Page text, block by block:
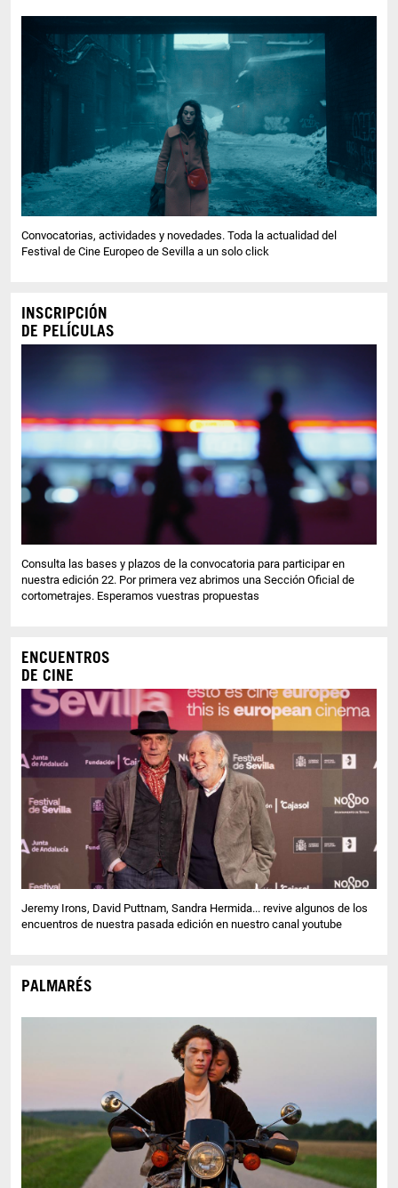
Convocatorias, actividades y novedades. Toda la actualidad del
Festival de Cine Europeo de Sevilla a un solo click
INSCRIPCIÓN
DE PELÍCULAS
Consulta las bases y plazos de la convocatoria para participar en
nuestra edición 22. Por primera vez abrimos una Sección Oficial de
cortometrajes. Esperamos vuestras propuestas
ENCUENTROS
DE CINE
Jeremy Irons, David Puttnam, Sandra Hermida... revive algunos de los
encuentros de nuestra pasada edición en nuestro canal youtube
PALMARÉS